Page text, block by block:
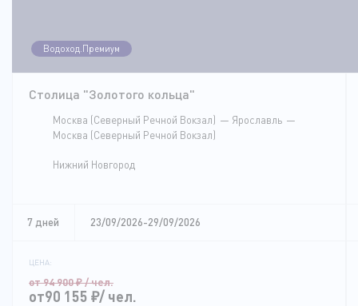
Водоход.Премиум
Столица "Золотого кольца"
Москва (Северный Речной Вокзал)
Ярославль
Москва (Северный Речной Вокзал)
Нижний Новгород
7 дней 23/09/2026-29/09/2026
ЦЕНА:
от 94 900₽/ чел.
от90 155 ₽/ чел.